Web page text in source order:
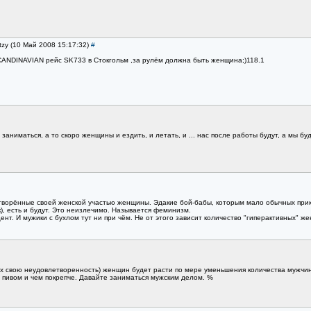
(10 Май 2008 15:17:32) #
рейс SK733 в Стокгольм ,за рулём должна быть женщина;)118.1
а то скоро женщины и ездить, и летать, и ... нас после работы будут, а мы
своей женской участью женщины. Эдакие бой-бабы, которым мало обычных
есть и будут. Это неизлечимо. Называется феминизм.
И мужики с бухлом тут ни при чём. Не от этого зависит количество "гиперактивных"
свою неудовлетворенность) женщин будет расти по мере уменьшения количества
и чем покрепче. Давайте заниматься мужским делом. %